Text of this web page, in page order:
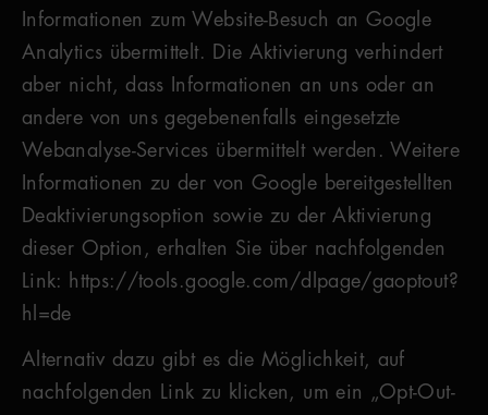
Informationen zum Website-Besuch an Google
Analytics übermittelt. Die Aktivierung verhindert
aber nicht, dass Informationen an uns oder an
andere von uns gegebenenfalls eingesetzte
Webanalyse-Services übermittelt werden. Weitere
Informationen zu der von Google bereitgestellten
Deaktivierungsoption sowie zu der Aktivierung
dieser Option, erhalten Sie über nachfolgenden
Link: https://tools.google.com/dlpage/gaoptout?
hl=de
Alternativ dazu gibt es die Möglichkeit, auf
nachfolgenden Link zu klicken, um ein „Opt-Out-